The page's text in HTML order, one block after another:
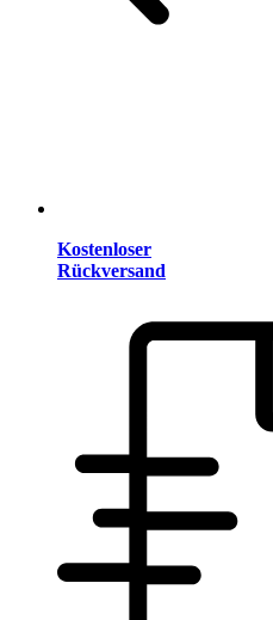
Kostenloser
Rückversand